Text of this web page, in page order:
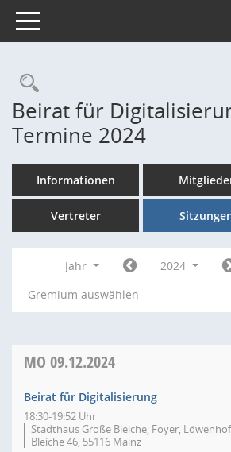
Toggle navigation
Rechercheauswahl
Beirat für
Termine 2024
Informationen
Vertreter
Jahr
2024
Gremium auswählen
MO 09.12.2024
Beirat für Digitalisierung
18:30-19:52 Uhr
Stadthaus Große Bleiche, Foyer,
Bleiche 46, 55116 Mainz